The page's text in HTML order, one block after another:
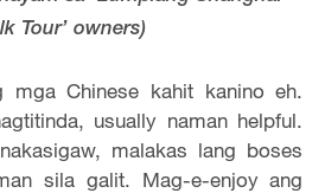
Tour’ owners)
mga Chinese kahit kanino eh.
usually naman helpful.
malakas lang boses
sila galit. Mag-e-enjoy ang